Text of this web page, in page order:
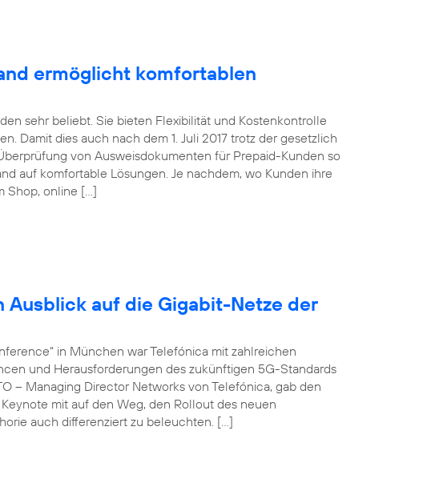
ermöglicht komfortablen
sehr beliebt. Sie bieten Flexibilität und Kostenkontrolle
Damit dies auch nach dem 1. Juli 2017 trotz der gesetzlich
von Ausweisdokumenten für Prepaid-Kunden so
auf komfortable Lösungen. Je nachdem, wo Kunden ihre
Shop, online […]
Ausblick auf die Gigabit-Netze der
in München war Telefónica mit zahlreichen
und Herausforderungen des zukünftigen 5G-Standards
– Managing Director Networks von Telefónica, gab den
mit auf den Weg, den Rollout des neuen
auch differenziert zu beleuchten. […]